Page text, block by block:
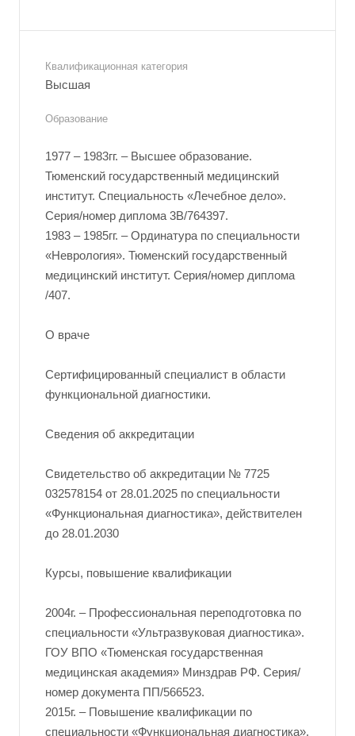
Квалификационная категория
Высшая
Образование
1977 – 1983гг. – Высшее образование.
Тюменский государственный медицинский
институт. Специальность «Лечебное дело».
Серия/номер диплома 3В/764397.
1983 – 1985гг. – Ординатура по специальности
«Неврология». Тюменский государственный
медицинский институт. Серия/номер диплома
/407.
О враче
Сертифицированный специалист в области
функциональной диагностики.
Сведения об аккредитации
Свидетельство об аккредитации № 7725
032578154 от 28.01.2025 по специальности
«Функциональная диагностика», действителен
до 28.01.2030
Курсы, повышение квалификации
2004г. – Профессиональная переподготовка по
специальности «Ультразвуковая диагностика».
ГОУ ВПО «Тюменская государственная
медицинская академия» Минздрав РФ. Серия/
номер документа ПП/566523.
2015г. – Повышение квалификации по
специальности «Функциональная диагностика».